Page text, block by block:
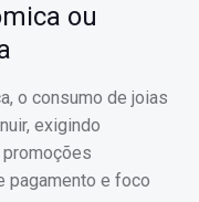
ou
o consumo de joias
exigindo
pagamento e foco